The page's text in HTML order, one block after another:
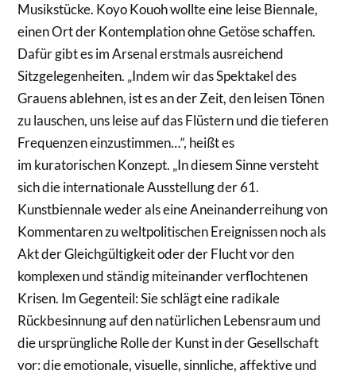
Musikstücke. KoyoKouohwollte eine leise Biennale,
einen Ort der Kontemplation ohne Getöse schaffen.
Dafür gibt es im Arsenal erstmals ausreichend
Sitzgelegenheiten. „Indem wir das Spektakel des
Grauens ablehnen, ist es an der Zeit, den leisen Tönen
zu lauschen, uns leise auf das Flüstern und die tieferen
Frequenzen einzustimmen…“, heißt es
im kuratorischenKonzept. „In diesem Sinne versteht
sich die internationale Ausstellung der 61.
Kunstbiennale weder als eine Aneinanderreihung von
Kommentaren zu weltpolitischen Ereignissen noch als
Akt der Gleichgültigkeit oder der Flucht vor den
komplexen und ständig miteinander verflochtenen
Krisen. Im Gegenteil: Sie schlägt eine radikale
Rückbesinnung auf den natürlichen Lebensraum und
die ursprüngliche Rolle der Kunst in der Gesellschaft
vor: die emotionale, visuelle, sinnliche, affektive und